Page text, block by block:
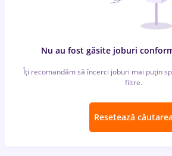
Nu au fost găsite joburi
Îți recomandăm să încerci joburi mai puțin
filtre.
Resetează căutarea